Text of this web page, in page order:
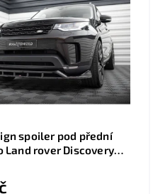
spoiler pod přední
Land rover Discovery